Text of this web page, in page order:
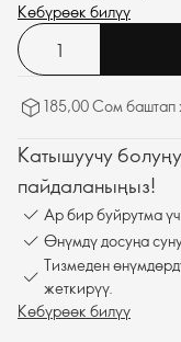
Көбүрөөк билүү
185,00 Сом баштап
Катышуучу
пайдаланыңыз!
Ар бир буйрутма
Өнүмдү досуңа
Тизмеден
жеткирүү.
Көбүрөөк билүү